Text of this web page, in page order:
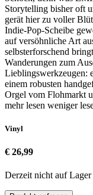
Storytelling bisher oft
gerät hier zu voller
Indie-Pop-Scheibe
auf versöhnliche Art
selbsterforschend
Wanderungen zum
Lieblingswerkzeugen:
einem robusten
Orgel vom Flohmarkt
mehr lesen weniger
Vinyl
€ 26,99
Derzeit nicht auf Lager